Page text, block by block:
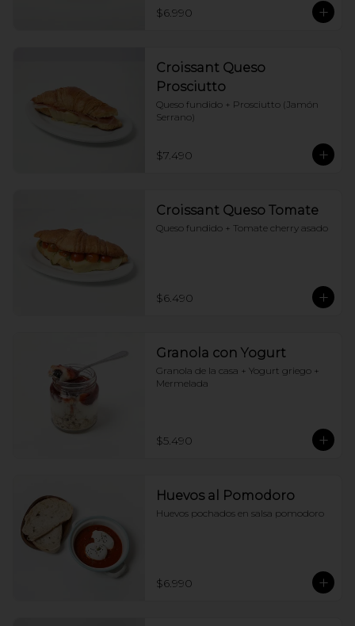
$6.990
Croissant Queso
Prosciutto
Queso fundido + Prosciutto (Jamón
Serrano)
$7.490
Croissant Queso Tomate
Queso fundido + Tomate cherry asado
$6.490
Granola con Yogurt
Granola de la casa + Yogurt griego +
Mermelada
$5.490
Huevos al Pomodoro
Huevos pochados en salsa pomodoro
$6.990